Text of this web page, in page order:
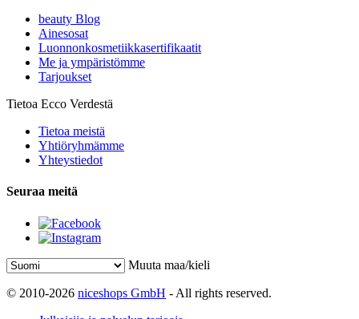
beauty Blog
Ainesosat
Luonnonkosmetiikkasertifikaatit
Me ja ympäristömme
Tarjoukset
Tietoa Ecco Verdestä
Tietoa meistä
Yhtiöryhmämme
Yhteystiedot
Seuraa meitä
Muuta maa/kieli
© 2010-2026 niceshops GmbH - All rights reserved.